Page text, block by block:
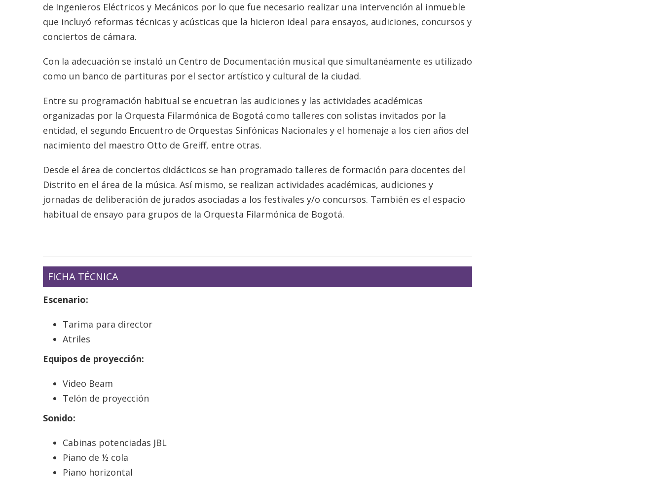
de Ingenieros Eléctricos y Mecánicos por lo que fue necesario realizar una intervención al inmueble
que incluyó reformas técnicas y acústicas que la hicieron ideal para ensayos, audiciones, concursos y
conciertos de cámara.
Con la adecuación se instaló un Centro de Documentación musical que simultanéamente es utilizado
como un banco de partituras por el sector artístico y cultural de la ciudad.
Entre su programación habitual se encuetran las audiciones y las actividades académicas
organizadas por la Orquesta Filarmónica de Bogotá como talleres con solistas invitados por la
entidad, el segundo Encuentro de Orquestas Sinfónicas Nacionales y el homenaje a los cien años del
nacimiento del maestro Otto de Greiff, entre otras.
Desde el área de conciertos didácticos se han programado talleres de formación para docentes del
Distrito en el área de la música. Así mismo, se realizan actividades académicas, audiciones y
jornadas de deliberación de jurados asociadas a los festivales y/o concursos. También es el espacio
habitual de ensayo para grupos de la Orquesta Filarmónica de Bogotá.
FICHA TÉCNICA
Escenario:
Tarima para director
Atriles
Equipos de proyección:
Video Beam
Telón de proyección
Sonido:
Cabinas potenciadas JBL
Piano de ½ cola
Piano horizontal